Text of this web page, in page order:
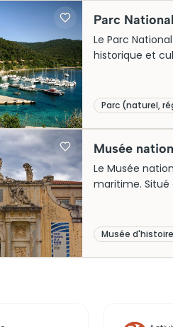
Parc
Le Parc
historique et
préservés et
guidées,
Parc (naturel,
Musée
Le Musée
maritime.
Musée d'histoire